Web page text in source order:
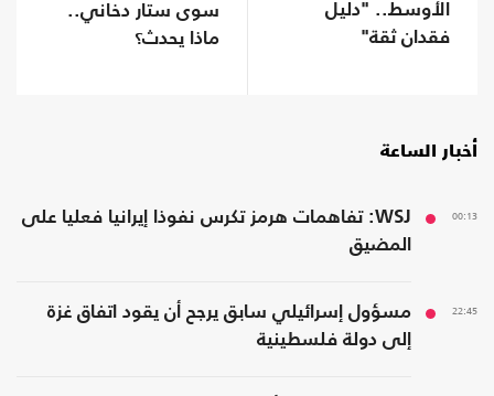
الأوسط.. "دليل
فقدان ثقة"
سوى ستار دخاني..
ماذا يحدث؟
أخبار الساعة
00:13
WSJ: تفاهمات هرمز تكرس نفوذا إيرانيا فعليا على
المضيق
22:45
مسؤول إسرائيلي سابق يرجح أن يقود اتفاق غزة
إلى دولة فلسطينية